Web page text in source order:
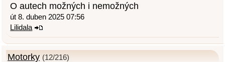
O autech možných i nemožných
út 8. duben 2025 07:56
Lilidala
Motorky (12/216)